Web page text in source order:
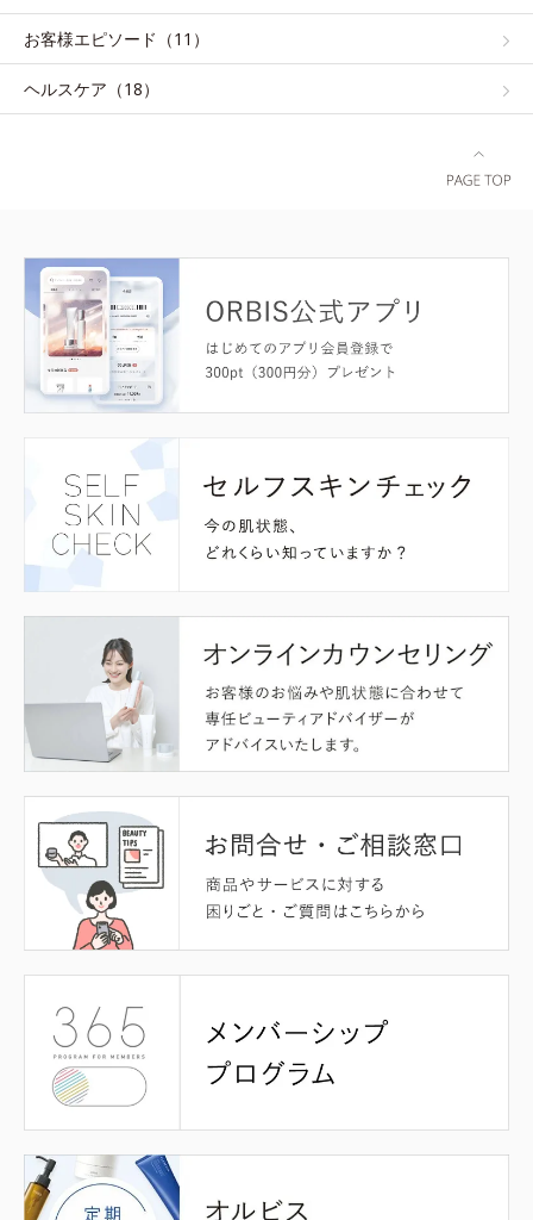
お客様エピソード（11）
ヘルスケア（18）